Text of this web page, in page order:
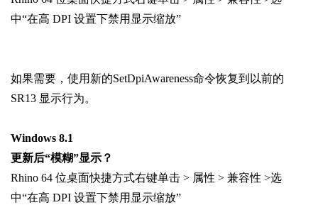
中“在高 DPI 设置下禁用显示缩放”
如果需要，使用新的SetDpiAwareness命令恢复到以前的
SR13 显示行为。
Windows 8.1
更新后“模糊”显示？
Rhino 64 位桌面快捷方式右键单击 > 属性 > 兼容性 >选
中“在高 DPI 设置下禁用显示缩放”